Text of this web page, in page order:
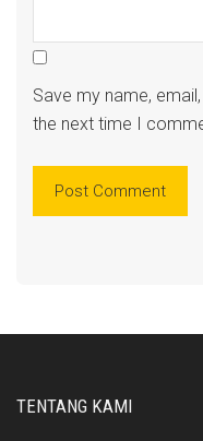
Save my name,
the next time I
TENTANG KAMI